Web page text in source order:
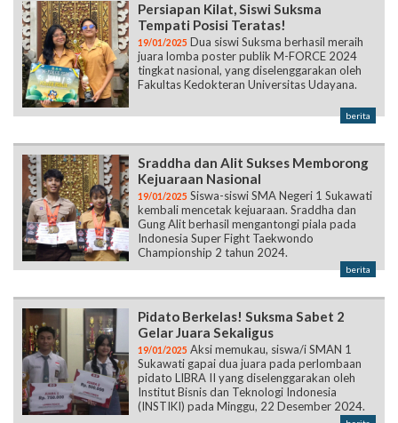
Persiapan Kilat, Siswi Suksma
Tempati Posisi Teratas!
19/01/2025 Dua siswi Suksma berhasil meraih
juara lomba poster publik M-FORCE 2024
tingkat nasional, yang diselenggarakan oleh
Fakultas Kedokteran Universitas Udayana.
berita
Sraddha dan Alit Sukses Memborong
Kejuaraan Nasional
19/01/2025 Siswa-siswi SMA Negeri 1 Sukawati
kembali mencetak kejuaraan. Sraddha dan
Gung Alit berhasil mengantongi piala pada
Indonesia Super Fight Taekwondo
Championship 2 tahun 2024.
berita
Pidato Berkelas! Suksma Sabet 2
Gelar Juara Sekaligus
19/01/2025 Aksi memukau, siswa/i SMAN 1
Sukawati gapai dua juara pada perlombaan
pidato LIBRA II yang diselenggarakan oleh
Institut Bisnis dan Teknologi Indonesia
(INSTIKI) pada Minggu, 22 Desember 2024.